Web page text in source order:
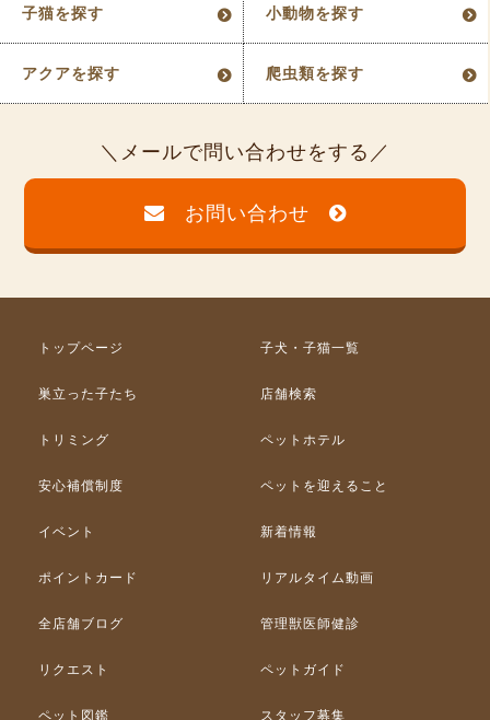
子猫を探す 小動物を探す
アクアを探す 爬虫類を探す
メールで問い合わせをする
お問い合わせ
トップページ 子犬・子猫一覧
巣立った子たち 店舗検索
トリミング ペットホテル
安心補償制度 ペットを迎えること
イベント 新着情報
ポイントカード リアルタイム動画
全店舗ブログ 管理獣医師健診
リクエスト ペットガイド
ペット図鑑 スタッフ募集